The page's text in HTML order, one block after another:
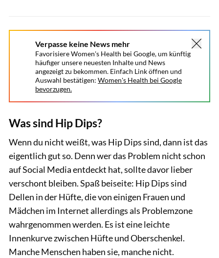
Verpasse keine News mehr
Favorisiere Women's Health bei Google, um künftig
häufiger unsere neuesten Inhalte und News
angezeigt zu bekommen. Einfach Link öffnen und
Auswahl bestätigen: Women's Health bei Google
bevorzugen.
Was sind Hip Dips?
Wenn du nicht weißt, was Hip Dips sind, dann ist das
eigentlich gut so. Denn wer das Problem nicht schon
auf Social Media entdeckt hat, sollte davor lieber
verschont bleiben. Spaß beiseite: Hip Dips sind
Dellen in der Hüfte, die von einigen Frauen und
Mädchen im Internet allerdings als Problemzone
wahrgenommen werden. Es ist eine leichte
Innenkurve zwischen Hüfte und Oberschenkel.
Manche Menschen haben sie, manche nicht.